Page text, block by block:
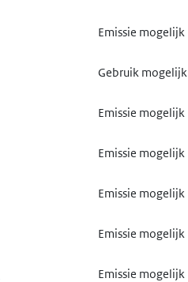
Emissie mogelijk
Gebruik mogelijk
Emissie mogelijk
Emissie mogelijk
Emissie mogelijk
Emissie mogelijk
Emissie mogelijk